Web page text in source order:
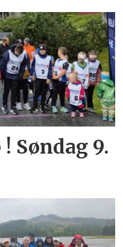
Søndag 9.